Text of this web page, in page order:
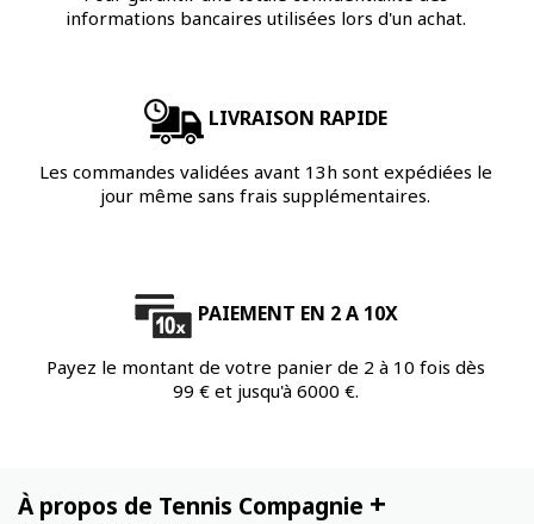
informations bancaires utilisées lors d'un achat.
LIVRAISON RAPIDE
Les commandes validées avant 13h sont expédiées le
jour même sans frais supplémentaires.
PAIEMENT EN 2 A 10X
Payez le montant de votre panier de 2 à 10 fois dès
99 € et jusqu'à 6000 €.
À propos de Tennis Compagnie +